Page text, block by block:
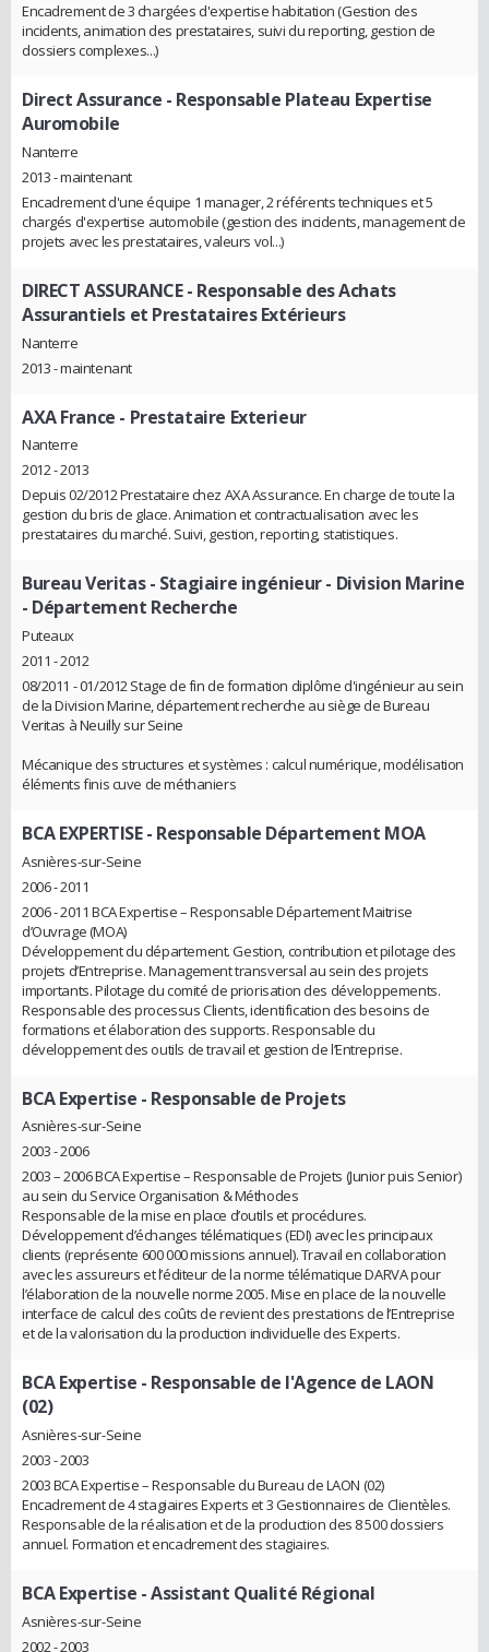
Encadrement de 3 chargées d'expertise habitation (Gestion des
incidents, animation des prestataires, suivi du reporting, gestion de
dossiers complexes...)
Direct Assurance - Responsable Plateau Expertise
Auromobile
Nanterre
2013 - maintenant
Encadrement d'une équipe 1 manager, 2 référents techniques et 5
chargés d'expertise automobile (gestion des incidents, management de
projets avec les prestataires, valeurs vol...)
DIRECT ASSURANCE- Responsable des Achats
Assurantiels et Prestataires Extérieurs
Nanterre
2013 - maintenant
AXA France - Prestataire Exterieur
Nanterre
2012 - 2013
Depuis 02/2012 Prestataire chez AXA Assurance. En charge de toute la
gestion du bris de glace. Animation et contractualisation avec les
prestataires du marché. Suivi, gestion, reporting, statistiques.
Bureau Veritas- Stagiaire ingénieur - Division Marine
- Département Recherche
Puteaux
2011 - 2012
08/2011 - 01/2012 Stage de fin de formation diplôme d'ingénieur au sein
de la Division Marine, département recherche au siège de Bureau
Veritas à Neuilly sur Seine
Mécanique des structures et systèmes : calcul numérique, modélisation
éléments finis cuve de méthaniers
BCA EXPERTISE- Responsable Département MOA
Asnières-sur-Seine
2006 - 2011
2006 - 2011 BCA Expertise – Responsable Département Maitrise
d’Ouvrage (MOA)
Développement du département. Gestion, contribution et pilotage des
projets d’Entreprise. Management transversal au sein des projets
importants. Pilotage du comité de priorisation des développements.
Responsable des processus Clients, identification des besoins de
formations et élaboration des supports. Responsable du
développement des outils de travail et gestion de l’Entreprise.
BCA Expertise - Responsable de Projets
Asnières-sur-Seine
2003 - 2006
2003 – 2006 BCA Expertise – Responsable de Projets (Junior puis Senior)
au sein du Service Organisation & Méthodes
Responsable de la mise en place d’outils et procédures.
Développement d’échanges télématiques (EDI) avec les principaux
clients (représente 600 000 missions annuel). Travail en collaboration
avec les assureurs et l’éditeur de la norme télématique DARVA pour
l’élaboration de la nouvelle norme 2005. Mise en place de la nouvelle
interface de calcul des coûts de revient des prestations de l’Entreprise
et de la valorisation du la production individuelle des Experts.
BCA Expertise - Responsable de l'Agence de LAON
(02)
Asnières-sur-Seine
2003 - 2003
2003 BCA Expertise – Responsable du Bureau de LAON (02)
Encadrement de 4 stagiaires Experts et 3 Gestionnaires de Clientèles.
Responsable de la réalisation et de la production des 8 500 dossiers
annuel. Formation et encadrement des stagiaires.
BCA Expertise - Assistant Qualité Régional
Asnières-sur-Seine
2002 - 2003